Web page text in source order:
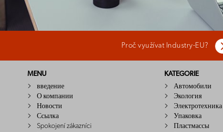
Proč využívat Industry-EU?
MENU
введение
О компании
Новости
Ссылка
Spokojení zákazníci
KATEGORIE
Автомобили
Экология
Электротехника
Упаковка
Пластмассы